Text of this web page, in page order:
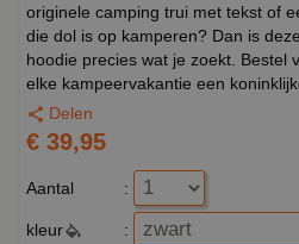
originele camping trui met tekst of
die dol is op kamperen? Dan is
hoodie precies wat je zoekt. Bestel
elke kampeervakantie een
Delen
€ 39,95
Aantal :
kleur :